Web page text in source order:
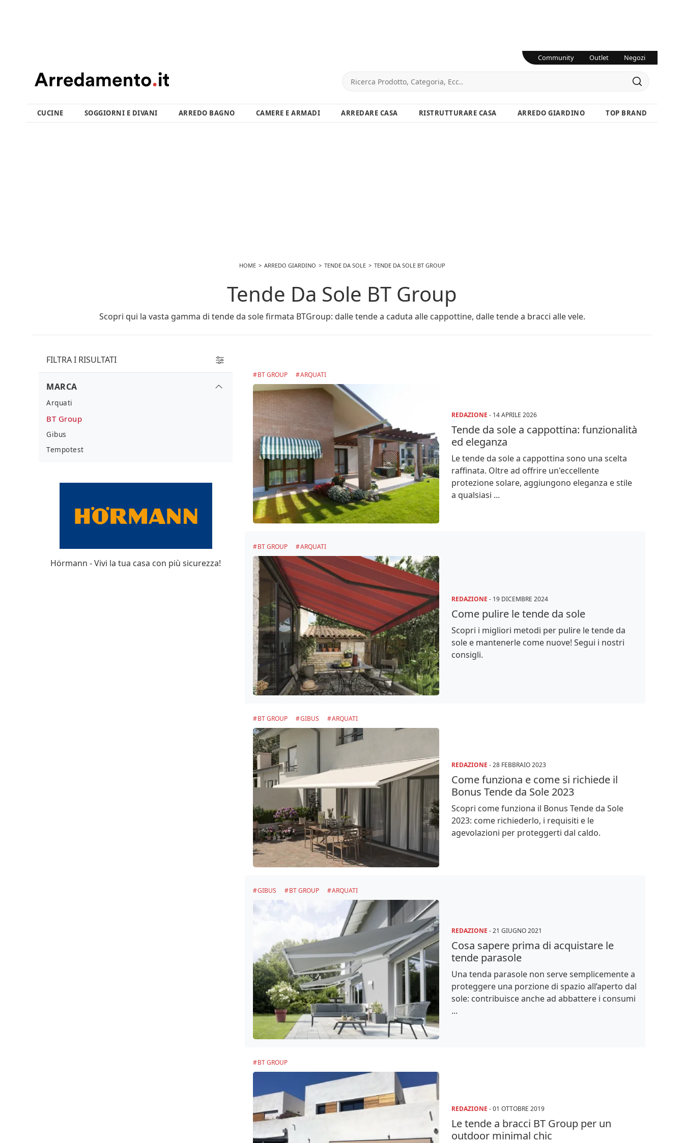
Community Outlet Negozi
CUCINE SOGGIORNI E DIVANI ARREDO BAGNO CAMERE E ARMADI ARREDARE CASA RISTRUTTURARE CASA ARREDO GIARDINO TOP BRAND
HOME ARREDO GIARDINO TENDE DA SOLE TENDE DA SOLE BT GROUP
Tende Da Sole BT Group
Scopri qui la vasta gamma di tende da sole firmata BTGroup: dalle tende a caduta alle cappottine, dalle tende a bracci alle vele.
BT GROUP ARQUATI
REDAZIONE - 14 APRILE 2026
Tende da sole a cappottina: funzionalità
ed eleganza
Le tende da sole a cappottina sono una scelta
raffinata. Oltre ad offrire un'eccellente
protezione solare, aggiungono eleganza e stile
a qualsiasi ...
BT GROUP ARQUATI
REDAZIONE - 19 DICEMBRE 2024
Come pulire le tende da sole
Scopri i migliori metodi per pulire le tende da
sole e mantenerle come nuove! Segui i nostri
consigli.
BT GROUP GIBUS ARQUATI
REDAZIONE -28 FEBBRAIO 2023
Come funziona e come si richiede il
Bonus Tende da Sole 2023
Scopri come funziona il Bonus Tende da Sole
2023: come richiederlo, i requisiti e le
agevolazioni per proteggerti dal caldo.
GIBUS BT GROUP ARQUATI
REDAZIONE -21 GIUGNO 2021
Cosa sapere prima di acquistare le
tende parasole
Una tenda parasole non serve semplicemente a
proteggere una porzione di spazio all’aperto dal
sole: contribuisce anche ad abbattere i consumi
...
BT GROUP
REDAZIONE -01 OTTOBRE 2019
Le tende a bracci BT Group per un
outdoor minimal chic
FILTRA I RISULTATI
MARCA
Arquati
BT Group
Gibus
Tempotest
Hörmann - Vivi la tua casa con più sicurezza!